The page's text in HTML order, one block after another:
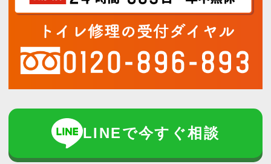
LINEで今すぐ相談